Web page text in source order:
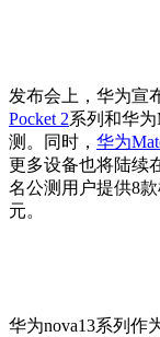
发布会上，华为宣
Pocket 2系列和华为
测。同时， 华为
更多设备也将陆续
名公测用户提供8
元。
华为nova13系列作